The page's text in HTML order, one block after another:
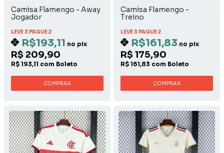
Camisa Flamengo - Away
Jogador
LEVE 3 PAGUE 2
R$193,11 no pix
R$ 209,90
R$ 193,11 com Boleto
COMPRAR
Camisa Flamengo -
Treino
LEVE 3 PAGUE 2
R$161,83 no pix
R$ 175,90
R$ 161,83 com Boleto
COMPRAR